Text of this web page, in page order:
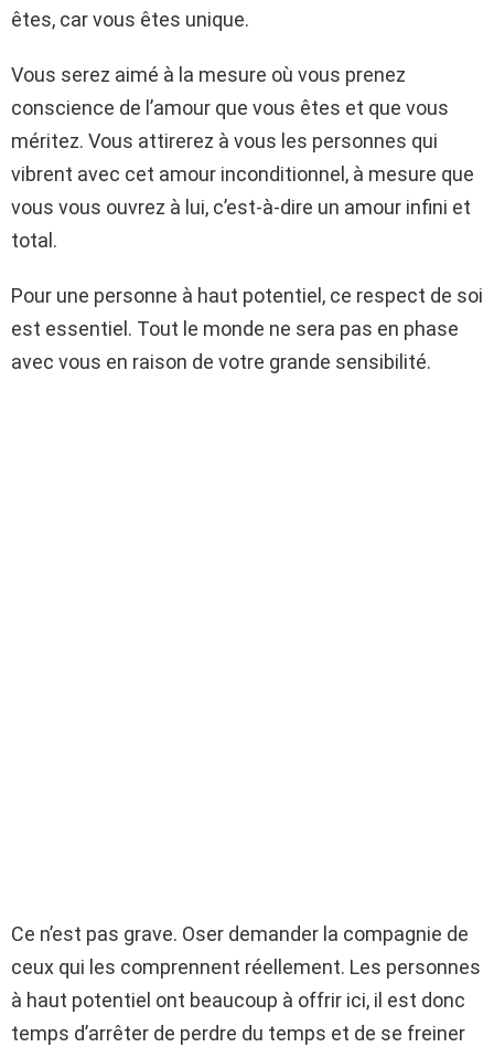
êtes, car vous êtes unique.
Vous serez aimé à la mesure où vous prenez
conscience de l’amour que vous êtes et que vous
méritez. Vous attirerez à vous les personnes qui
vibrent avec cet amour inconditionnel, à mesure que
vous vous ouvrez à lui, c’est-à-dire un amour infini et
total.
Pour une personne à haut potentiel, ce respect de soi
est essentiel. Tout le monde ne sera pas en phase
avec vous en raison de votre grande sensibilité.
Ce n’est pas grave. Oser demander la compagnie de
ceux qui les comprennent réellement. Les personnes
à haut potentiel ont beaucoup à offrir ici, il est donc
temps d’arrêter de perdre du temps et de se freiner